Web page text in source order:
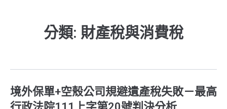
分類: 財產稅與消費稅
境外保單+空殼公司規避遺產稅失敗－最高